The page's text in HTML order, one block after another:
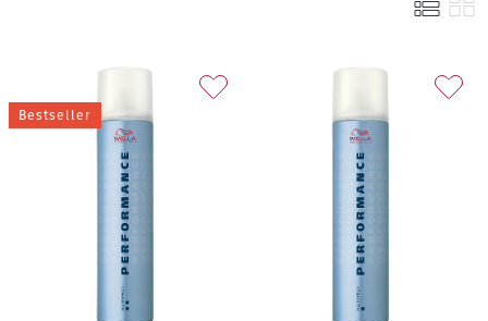
Bestseller